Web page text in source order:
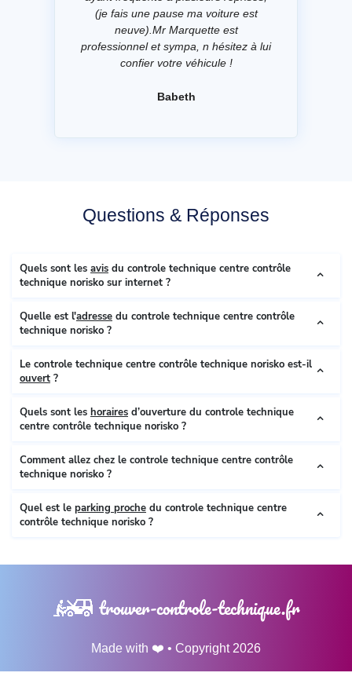
(je fais une pause ma voiture est
neuve).Mr Marquette est
professionnel et sympa, n hésitez à lui
confier votre véhicule !
Babeth
Questions & Réponses
Quels sont les avis du controle technique centre contrôle
technique norisko sur internet ?
Quelle est l'adresse du controle technique centre contrôle
technique norisko ?
Le controle technique centre contrôle technique norisko est-il
ouvert ?
Quels sont les horaires d’ouverture du controle technique
centre contrôle technique norisko ?
Comment allez chez le controle technique centre contrôle
technique norisko ?
Quel est le parking proche du controle technique centre
contrôle technique norisko ?
trouver-controle-technique.fr
Made with ❤️ • Copyright 2026